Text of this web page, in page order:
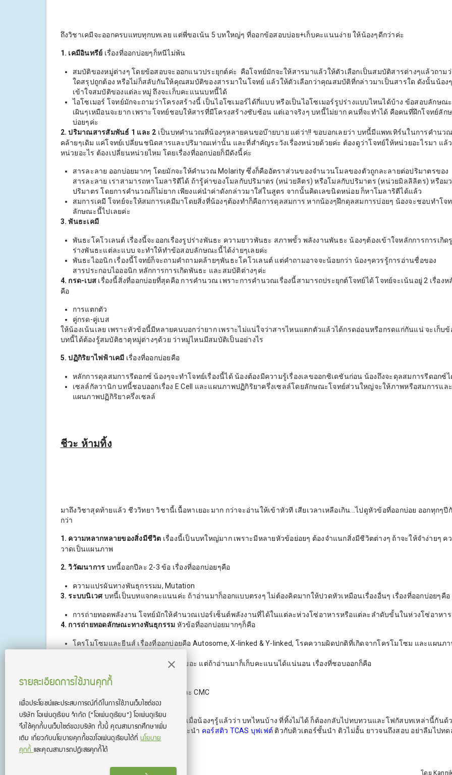
ถึงวิชาเคมีจะออกครบแทบทุกบทเลย แต่พี่ขอเน้น 5 บทใหญ่ๆ ที่ออกข้อสอบบ่อย+เก็บคะแนนง่าย ให้น้องๆดีกว่าค่ะ
1. เคมีอินทรีย์ เรื่องที่ออกบ่อยๆก็หนีไม่พ้น
สมบัติของหมู่ต่างๆ โดยข้อสอบจะออกแนวประยุกต์ค่ะ คือโจทย์มักจะให้สารมาแล้วให้ตัวเลือกเป็นสมบัติสารต่างๆแล้วถาม
ใดสรุปถูกต้อง หรือไม่ก็สลับกันให้คุณสมบัติของสารมาในโจทย์ แล้วให้ตัวเลือกว่าคุณสมบัติที่กล่าวมาเป็นสารใด ดังนั้นน้อง
เข้าใจสมบัติของแต่ละหมู่ ถึงจะเก็บคะแนนบทนี้ได้
ไอโซเมอร์ โจทย์มักจะถามว่าโครงสร้างนี้ เป็นไอโซเมอร์ได้กี่แบบ หรือเป็นไอโซเมอร์รูปร่างแบบไหนได้บ้าง ข้อสอบลักษณ
เผินๆเหมือนจะยาก เพราะโจทย์ชอบให้สารที่มีโครงสร้างซับซ้อน แต่เอาจริงๆ บทนี้ไม่ยาก คนที่จะทำได้ คือคนที่ฝึกโจทย์ลั
บ่อยๆค่ะ
2. ปริมาณสารสัมพันธ์ 1 และ 2 เป็นบทคำนวณที่น้องๆหลายคนขอบ๊ายบาย แต่ว่า!! ขอบอกเลยว่า บทนี้มีแพทเทิร์นในการคำนวณ
คล้ายๆเดิม แค่โจทย์เปลี่ยนชนิดสารและปริมาณเท่านั้น และที่สำคัญระวังเรื่องหน่วยด้วยค่ะ ต้องดูว่าโจทย์ให้หน่วยอะไรมา แล้
หน่วยอะไร ต้องเปลี่ยนหน่วยไหม โดยเรื่องที่ออกบ่อยก็มีดังนี้ค่ะ
สารละลาย ออกบ่อยมากๆ โดยมักจะให้คำนวณ Molarity ซึ่งก็คืออัตราส่วนของจำนวนโมลของตัวถูกละลายต่อปริมาตรของ
สารละลาย เราสามารถหาโมลาริตีได้ ถ้ารู้ค่าของโมลกับปริมาตร (หน่วยลิตร) หรือโมลกับปริมาตร (หน่วยมิลลิลิตร) หรือม
ปริมาตร โดยการคำนวณก็ไม่ยาก เพียงแค่นำค่าดังกล่าวมาใส่ในสูตร จากนั้นคิดเลขนิดหน่อย ก็หาโมลาริตีได้แล้ว
สมการเคมี โจทย์จะให้สมการเคมีมาโดยสิ่งที่น้องๆต้องทำก็คือการดุลสมการ หากน้องๆฝึกดุลสมการบ่อยๆ น้องจะชอบทำโจ
ลักษณะนี้ไปเลยค่ะ
3. พันธะเคมี
พันธะโคโวเลนต์ เรื่องนี้จะออกเรื่องรูปร่างพันธะ ความยาวพันธะ สภาพขั้ว พลังงานพันธะ น้องๆต้องเข้าใจหลักการการเกิด
ร่างพันธะแต่ละแบบ จะทำให้ทำข้อสอบลักษณะนี้ได้ง่ายๆเลยค่ะ
พันธะไออนิก เรื่องนี้โจทย์ก็จะถามคำถามคล้ายๆพันธะโคโวเลนต์ แต่คำถามอาจจะน้อยกว่า น้องๆควรรู้การอ่านชื่อของ
สารประกอบไอออนิก หลักการการเกิดพันธะ และสมบัติต่างๆค่ะ
4. กรด-เบส เรื่องนี้สิ่งที่ออกบ่อยที่สุดคือ การคำนวณ เพราะการคำนวณเรื่องนี้สามารถประยุกต์โจทย์ได้ โจทย์จะเน้นอยู่ 2 เรื่องห
คือ
การแตกตัว
คู่กรด-คู่เบส
ให้น้องเน้นเลย เพราะหัวข้อนี้มีหลายคนบอกว่ายาก เพราะไม่แน่ใจว่าสารไหนแตกตัวแล้วได้กรดอ่อนหรือกรดแก่กันแน่ จะเก็บข้
บทนี้ได้ต้องรู้สมบัติธาตุหมู่ต่างๆด้วย ว่าหมู่ไหนมีสมบัติเป็นอย่างไร
5. ปฏิกิริยาไฟฟ้าเคมี เรื่องที่ออกบ่อยคือ
หลักการดุลสมการรีดอกซ์ น้องๆจะทำโจทย์เรื่องนี้ได้ น้องต้องมีความรู้เรื่องเลขออกซิเดชันก่อน น้องถึงจะดุลสมการรีดอกซ์ไ
เซลล์กัลวานิก บทนี้ชอบออกเรื่อง E Cell และแผนภาพปฏิกิริยาครึ่งเซลล์โดยลักษณะโจทย์ส่วนใหญ่จะให้ภาพหรือสมการแล
แผนภาพปฏิกิริยาครึ่งเซลล์
ชีวะ ห้ามทิ้ง
มาถึงวิชาสุดท้ายแล้ว ชีววิทยา วิชานี้เนื้อหาเยอะมาก กว่าจะอ่านให้เข้าหัวที เสียเวลาเหลือเกิน...ไปดูหัวข้อที่ออกบ่อย ออกทุกๆปี
กว่า
1. ความหลากหลายของสิ่งมีชีวิต เรื่องนี้เป็นบทใหญ่มาก เพราะมีหลายหัวข้อย่อยๆ ต้องจำแนกสิ่งมีชีวิตต่างๆ ถ้าจะให้จำง่ายๆ ค
วาดเป็นแผนภาพ
2. วิวัฒนาการ บทนี้ออกปีละ 2-3 ข้อ เรื่องที่ออกบ่อยๆคือ
ความแปรผันทางพันธุกรรมม, Mutation
3. ระบบนิเวศบทนี้เป็นบทแจกคะแนนค่ะ ถ้าอ่านมาก็ออกแบบตรงๆ ไม่ต้องคิดมากให้ปวดหัวเหมือนเรื่องอื่นๆ เรื่องที่ออกบ่อยๆคือ
การถ่ายทอดพลังงาน โจทย์มักให้คำนวณเปอร์เซ็นต์พลังงานที่ได้ในแต่ละห่วงโซ่อาหารหรือแต่ละลำดับขั้นในห่วงโซ่อาหาร
4. การถ่ายทอดลักษณะทางพันธุกรรม หัวข้อที่ออกบ่อยมากๆก็คือ
โครโมโซมและยีนส์ เรื่องที่ออกบ่อยคือ Autosome, X-linked & Y-linked, โรคความผิดปกติที่เกิดจากโครโมโซม และแผนภ
เป็นอีกบทที่เนื้อหาเยอะ แต่ถ้าอ่านมาก็เก็บคะแนนได้แน่นอน เรื่องที่ชอบออกก็คือ
วัฏจักร Calvin
การเปรียบเทียบระหว่างพืช C3,C4 และ CMC
เป็นอย่างไรบ้างคะ การผ่าข้อสอบ PAT 2 เมื่อน้องๆรู้แล้วว่า บทไหนบ้าง ที่ทิ้งไม่ได้ ก็ต้องกลับไปทบทวนและโฟกัสบทเหล่านี้กันด้
คะ แต่ถ้าใครกลัวเตรียมตัวไม่ทัน พี่ขอแนะนำ คอร์สติว TCAS บุฟเฟต์ ติวกับติวเตอร์ชั้นนำ ติวไม่อั้น ยาวจนถึงสอบ อย่าลืมไปทด
ใช้ฟรีกันนะคะ
โดย
รายละเอียดการใช้งานคุกกี้
เพื่อประโยชน์และประสบการณ์ที่ดีในการใช้งานเว็บไซต์ของ
บริษัท โอเพ่นดูเรียน จํากัด (“โอเพ่นดูเรียน”)โอเพ่นดูเรียน
จึงใช้คุกกี้บนเว็บไซต์ของบริษัท ทั้งนี้ คุณสามารถศึกษาเพิ่ม
เติม เกี่ยวกับนโยบายคุกกี้ของโอเพ่นดูเรียนได้ที่นโยบาย
คุกกี้และคุณสามารถปฏิเสธคุกกี้ได้